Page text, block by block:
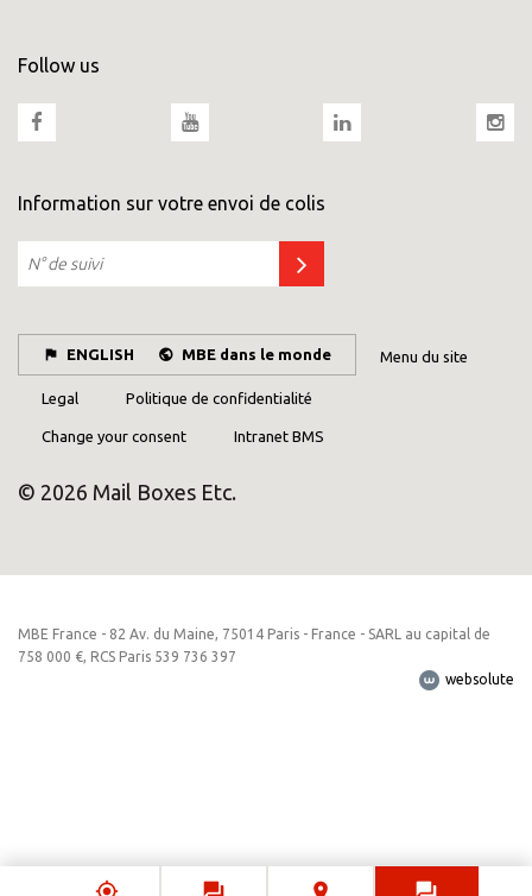
Follow us
Information sur votre envoi de colis
ENGLISH MBE dans le monde Menu du site
Legal Politique de confidentialité
Change your consent Intranet BMS
© 2026 Mail Boxes Etc.
MBE France - 82 Av. du Maine, 75014 Paris - France - SARL au capital de
758 000 €, RCS Paris 539 736 397
websolute